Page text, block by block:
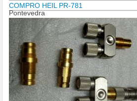
COMPRO HEIL PR-781
Pontevedra